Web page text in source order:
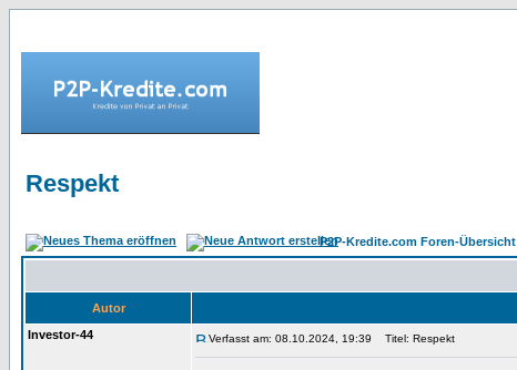
Respekt
P2P-Kredite.com Foren-Übersicht
Autor
Investor-44
Verfasst am: 08.10.2024, 19:39 Titel: Respekt